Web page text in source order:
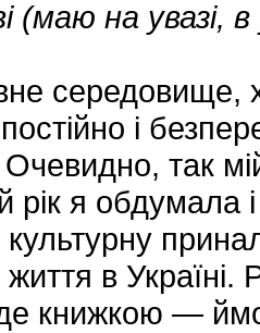
(маю на увазі,
середовище,
і
Очевидно, так
рік я обдумала
культурну
в Україні.
книжкою —